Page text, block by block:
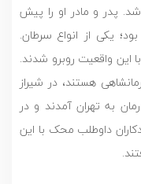
پدر و مادر او را پیش
یکی از انواع سرطان.
این واقعیت روبرو شدند.
هستند، در شیراز
به تهران آمدند و در
داوطلب محک با این